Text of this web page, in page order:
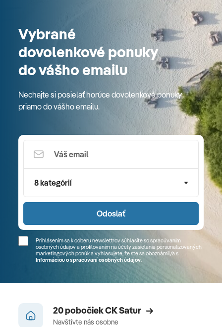
Vybrané
dovolenkové ponuky
do vášho emailu
Nechajte si posielať horúce dovolenkové ponuky
priamo do vášho emailu.
8 kategórií
Odoslať
Prihlásením sa k odberu newslettrov súhlasíte so spracúvaním
osobných údajov a profilovaním na účely zasielania personalizovaných
marketingových ponúk a vyhlasujete, že ste sa oboznámil/a s
Informáciou o spracúvaní osobných údajov.
20 pobočiek CK Satur
Navštívte nás osobne